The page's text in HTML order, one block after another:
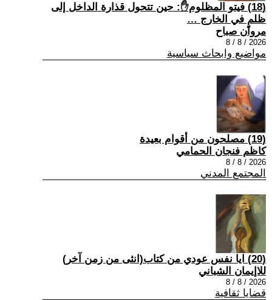
(18) فيتو المظلوم✋: حين تتحول قذارة الداخل إلى
ظلمٍ في الخارج …
مروان صباح
2026 / 8 / 8
مواضيع وابحاث سياسية
(19) مصلحون من أقوام بعيدة
كاظم فنجان الحمامي
2026 / 8 / 8
المجتمع المدني
(20) ايا نفس عودي من كتاب(انثى من زمن آخر)
للاإيمان الشباني
2026 / 8 / 8
قضايا ثقافية